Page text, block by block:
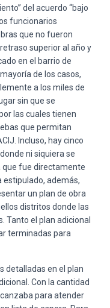
del acuerdo “bajo
funcionarios
que no fueron
superior al año y
en el barrio de
de los casos,
a los miles de
sin que se
las cuales tienen
que permitan
Incluso, hay cinco
ni siquiera se
que fue directamente
estipulado, además,
un plan de obra
distritos donde las
Tanto el plan adicional
terminadas para
detalladas en el plan
Con la cantidad
para atender